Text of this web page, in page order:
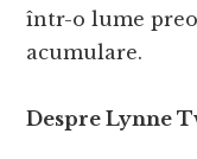
într-o lume
acumulare.
Despre Lynne